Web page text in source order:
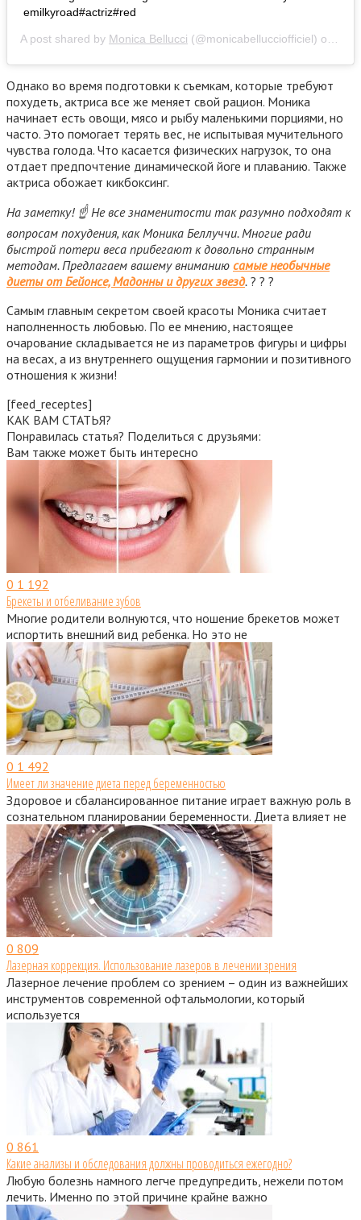
emilkyroad#actriz#red
A post shared by Monica Bellucci (@monicabellucciofficiel) on
Однако во время подготовки к съемкам, которые требуют
похудеть, актриса все же меняет свой рацион. Моника
начинает есть овощи, мясо и рыбу маленькими порциями, но
часто. Это помогает терять вес, не испытывая мучительного
чувства голода. Что касается физических нагрузок, то она
отдает предпочтение динамической йоге и плаванию. Также
актриса обожает кикбоксинг.
На заметку! ☝ Не все знаменитости так разумно подходят к
вопросам похудения, как Моника Беллуччи. Многие ради
быстрой потери веса прибегают к довольно странным
методам. Предлагаем вашему вниманию самые необычные
диеты от Бейонсе, Мадонны и других звезд. ? ? ?
Самым главным секретом своей красоты Моника считает
наполненность любовью. По ее мнению, настоящее
очарование складывается не из параметров фигуры и цифры
на весах, а из внутреннего ощущения гармонии и позитивного
отношения к жизни!
[feed_receptes]
КАК ВАМ СТАТЬЯ?
Понравилась статья? Поделиться с друзьями:
Вам также может быть интересно
0 1 192
Брекеты и отбеливание зубов
Многие родители волнуются, что ношение брекетов может
испортить внешний вид ребенка. Но это не
0 1 492
Имеет ли значение диета перед беременностью
Здоровое и сбалансированное питание играет важную роль в
сознательном планировании беременности. Диета влияет не
0 809
Лазерная коррекция. Использование лазеров в лечении зрения
Лазерное лечение проблем со зрением – один из важнейших
инструментов современной офтальмологии, который
используется
0 861
Какие анализы и обследования должны проводиться ежегодно?
Любую болезнь намного легче предупредить, нежели потом
лечить. Именно по этой причине крайне важно